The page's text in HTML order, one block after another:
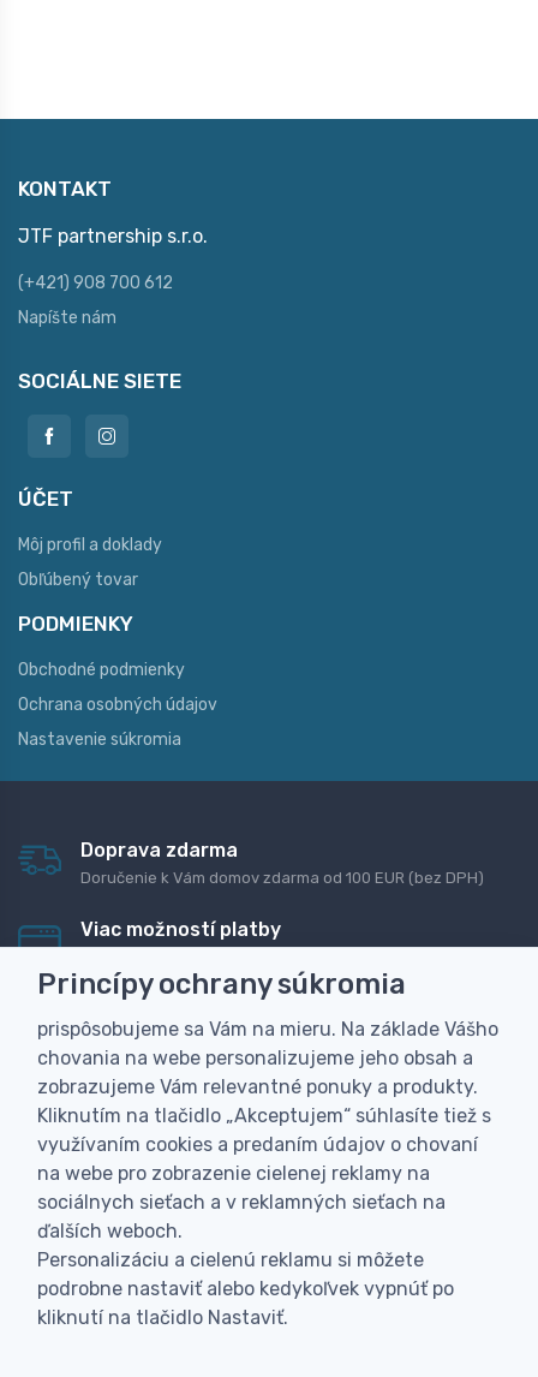
KONTAKT
JTF partnership s.r.o.
(+421) 908 700 612
Napíšte nám
SOCIÁLNE SIETE
ÚČET
Môj profil a doklady
Obľúbený tovar
PODMIENKY
Obchodné podmienky
Ochrana osobných údajov
Nastavenie súkromia
Doprava zdarma
Doručenie k Vám domov zdarma od 100 EUR (bez DPH)
Viac možností platby
dobierku
Personalizácia
Vyrobíme Vám vlastný originálny darček
Skúsenosť
Široký sortiment, z ktorého Vám pomôžeme vybrať
Princípy ochrany súkromia
prispôsobujeme sa Vám na mieru. Na základe Vášho
chovania na webe personalizujeme jeho obsah a
zobrazujeme Vám relevantné ponuky a produkty.
Kliknutím na tlačidlo „Akceptujem“ súhlasíte tiež s
využívaním cookies a predaním údajov o chovaní
na webe pro zobrazenie cielenej reklamy na
sociálnych sieťach a v reklamných sieťach na
ďalších weboch.
Personalizáciu a cielenú reklamu si môžete
podrobne nastaviť alebo kedykoľvek vypnúť po
kliknutí na tlačidlo Nastaviť.